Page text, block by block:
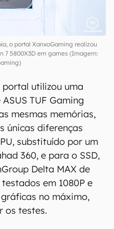
o portal XanxoGaming realizou
7 5800X3D em games (Imagem:
portal utilizou uma
TUF Gaming
mesmas memórias,
únicas diferenças
substituído por um
360, e para o SSD,
Delta MAX de
em 1080P e
no máximo,
os testes.